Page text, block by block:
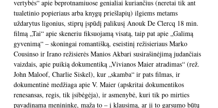
vertybės“ apie beprotnamiuose genialiai kuriančius (neretai tik ant
tualetinio popieriaus arba knygų priešlapių) ilgiems metams
uždarytus ligonius, stiprų įspūdį palikusį Anouk De Clercq 18 min.
filmą „Tai“ apie skeneriu fiksuojamą visatą, taip pat apie „Galimą
gyvenimą“ – skoningai romantišką, eseistinį režisieriaus Marko
Cousinso ir Irano režisierės Manios Akbari susirašinėjimą judančiais
vaizdais, apie puikią dokumentiką „Vivianos Maier atradimas“ (rež.
John Maloof, Charlie Siskel), kur „skamba“ ir pats filmas, ir
dokumentinė medžiaga apie V. Maier (apskritai dokumentikos
renesansas, regis, tik įsibėgėja), ir asmenybė, kuri tik po mirties
pavadinama menininke, maža to – į klausimą, ar ji to garsumo būtų